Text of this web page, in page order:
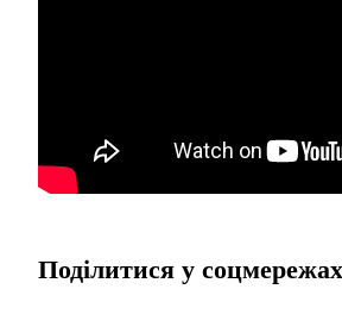
Поділитися у соцмережах